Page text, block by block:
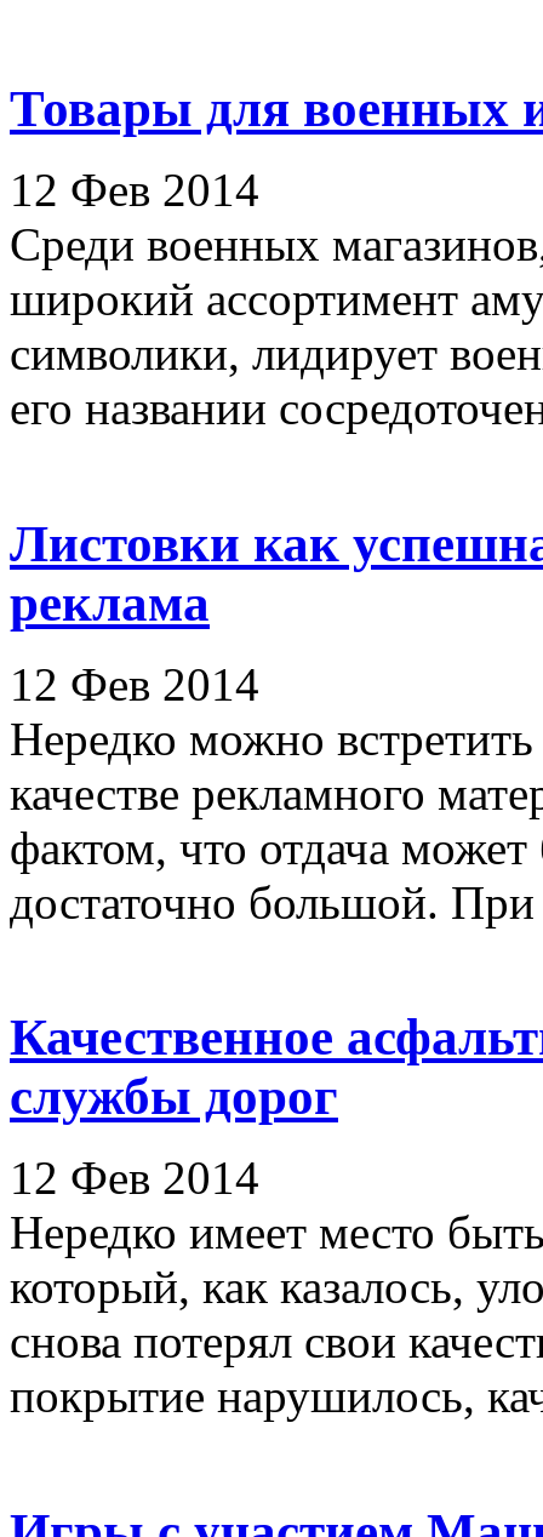
Товары для военных
12 Фев 2014
Среди военных
широкий ассортимент
символики, лидирует
его названии
Листовки как
реклама
12 Фев 2014
Нередко можно
качестве рекламного
фактом, что отдача
достаточно большой. При
Качественное
службы дорог
12 Фев 2014
Нередко имеет место
который, как казалось,
снова потерял свои
покрытие нарушилось,